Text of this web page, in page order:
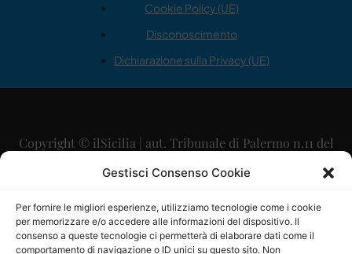
Gestisci Consenso Cookie
Per fornire le migliori esperienze, utilizziamo tecnologie come i cookie
per memorizzare e/o accedere alle informazioni del dispositivo. Il
consenso a queste tecnologie ci permetterà di elaborare dati come il
comportamento di navigazione o ID unici su questo sito. Non
Cookie Policy (UE)
Disconoscimento
Dichiarazione sulla Privacy (UE)
Copyright © ilSicilia | aut. Tribunale di Palermo n.11 del
29/09/2015
Direttore Editoriale: Maurizio Scaglione